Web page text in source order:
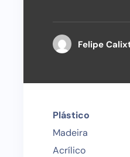
Felipe
Plástico
Madeira
Acrílico